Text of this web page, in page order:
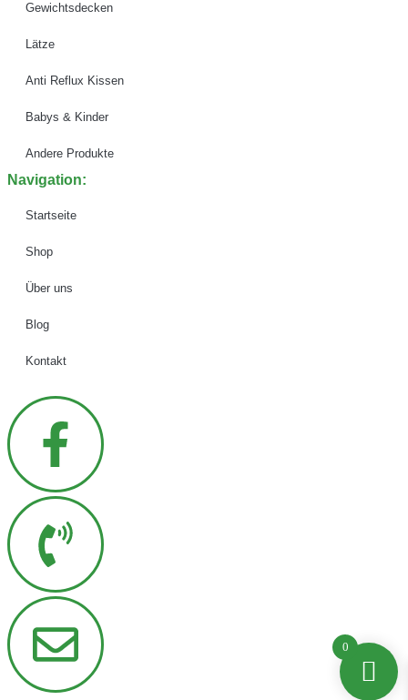
0
Gewichtsdecken
Lätze
Anti Reflux Kissen
Babys & Kinder
Andere Produkte
Navigation:
Startseite
Shop
Über uns
Blog
Kontakt